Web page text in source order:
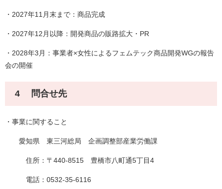
・2027年11月末まで：商品完成
・2027年12月以降：開発商品の販路拡大・PR
・2028年3月：事業者×女性によるフェムテック商品開発WGの報告
会の開催
4 問合せ先
・事業に関すること
愛知県 東三河総局 企画調整部産業労働課
住所：〒440-8515 豊橋市八町通5丁目4
電話：0532-35-6116